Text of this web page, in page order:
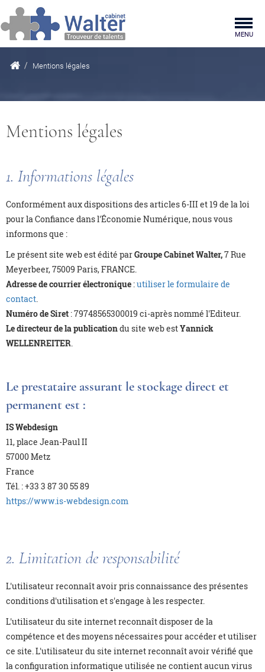
MENU
Mentions légales
Mentions légales
1. Informations légales
Conformément aux dispositions des articles 6-III et 19 de la loi
pour la Confiance dans l'Économie Numérique, nous vous
informons que :
Le présent site web est édité parGroupe Cabinet Walter,7 Rue
Meyerbeer, 75009 Paris, FRANCE.
Adresse de courrier électronique :utiliser le formulaire de
contact.
Numéro de Siret : 79748565300019 ci-après nommé l'Editeur.
Le directeur de la publicationdu site web estYannick
WELLENREITER.
Le prestataire assurant le stockage direct et
permanent est :
IS Webdesign
11, place Jean-Paul II
57000 Metz
France
Tél. : +33 3 87 30 55 89
https://www.is-webdesign.com
2. Limitation de responsabilité
L'utilisateur reconnaît avoir pris connaissance des présentes
conditions d'utilisation et s'engage à les respecter.
L'utilisateur du site internet reconnaît disposer de la
compétence et des moyens nécessaires pour accéder et utiliser
ce site. L'utilisateur du site internet reconnaît avoir vérifié que
la configuration informatique utilisée ne contient aucun virus